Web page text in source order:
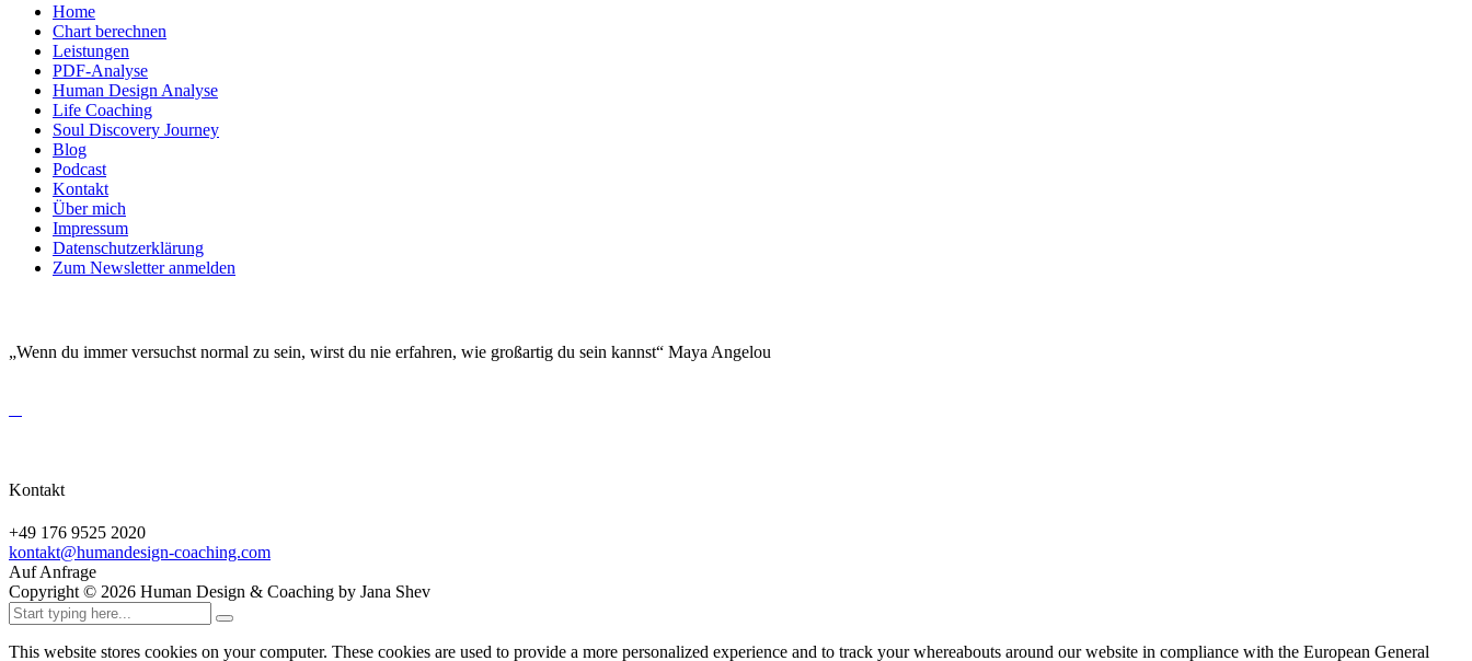
Home
Chart berechnen
Leistungen
PDF-Analyse
Human Design Analyse
Life Coaching
Soul Discovery Journey
Blog
Podcast
Kontakt
Über mich
Impressum
Datenschutzerklärung
Zum Newsletter anmelden
„Wenn du immer versuchst normal zu sein, wirst du nie erfahren, wie großartig du sein kannst“ Maya Angelou
Kontakt
+49 176 9525 2020
kontakt@humandesign-coaching.com
Auf Anfrage
Copyright © 2026 Human Design & Coaching by Jana Shev
This website stores cookies on your computer. These cookies are used to provide a more personalized experience and to track your whereabouts around our website in compliance with the European General